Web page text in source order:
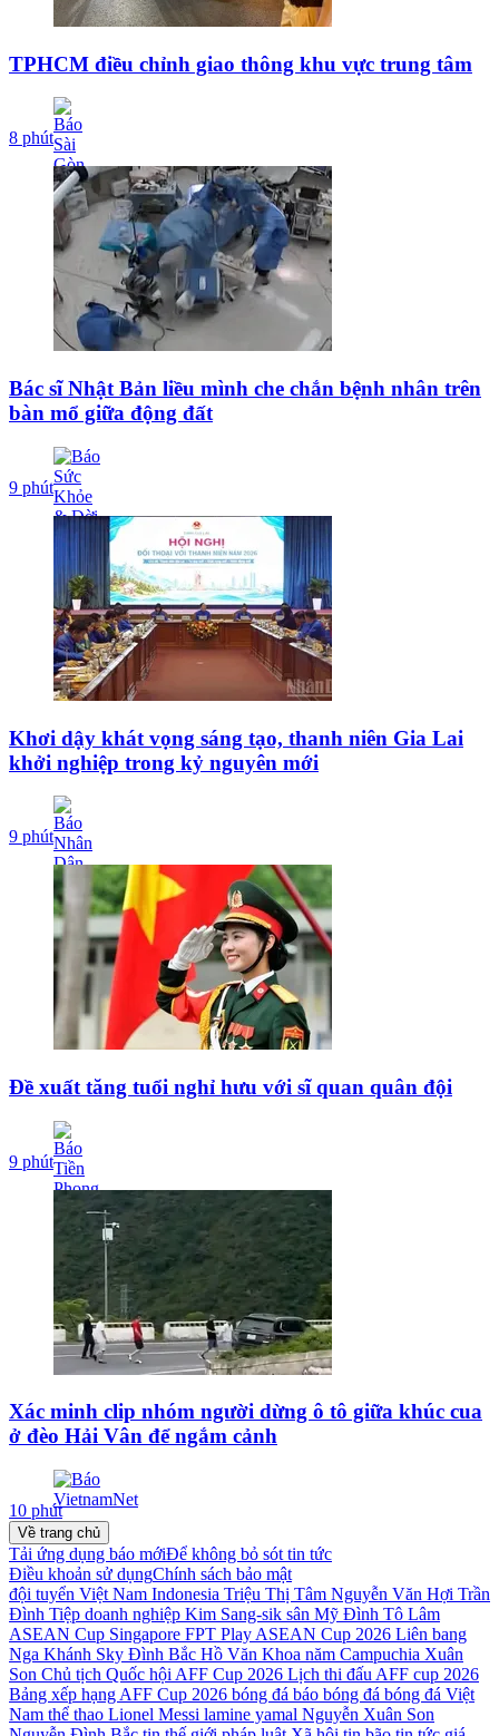
TPHCM điều chỉnh giao thông khu vực trung tâm
8 phút
Bác sĩ Nhật Bản liều mình che chắn bệnh nhân trên
bàn mổ giữa động đất
9 phút
Khơi dậy khát vọng sáng tạo, thanh niên Gia Lai
khởi nghiệp trong kỷ nguyên mới
9 phút
Đề xuất tăng tuổi nghỉ hưu với sĩ quan quân đội
9 phút
Xác minh clip nhóm người dừng ô tô giữa khúc cua
ở đèo Hải Vân để ngắm cảnh
10 phút
Về trang chủ
Tải ứng dụng báo mớiĐể không bỏ sót tin tức
Điều khoản sử dụngChính sách bảo mật
đội tuyển Việt Nam Indonesia Triệu Thị Tâm Nguyễn Văn Hợi Trần
Đình Tiệp doanh nghiệp Kim Sang-sik sân Mỹ Đình Tô Lâm
ASEAN Cup Singapore FPT Play ASEAN Cup 2026 Liên bang
Nga Khánh Sky Đình Bắc Hồ Văn Khoa năm Campuchia Xuân
Son Chủ tịch Quốc hội AFF Cup 2026 Lịch thi đấu AFF cup 2026
Bảng xếp hạng AFF Cup 2026 bóng đá báo bóng đá bóng đá Việt
Nam thể thao Lionel Messi lamine yamal Nguyễn Xuân Son